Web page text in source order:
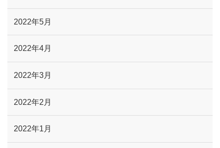
2022年5月
2022年4月
2022年3月
2022年2月
2022年1月